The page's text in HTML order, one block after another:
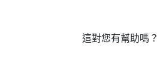
這對您有幫助嗎？